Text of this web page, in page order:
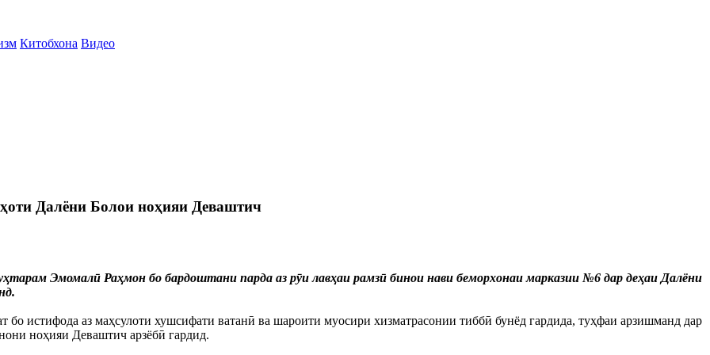
Китобхона Видео
Далёни Болои ноҳияи Деваштич
Эмомалӣ Раҳмон бо бардоштани парда аз рӯи лавҳаи рамзӣ бинои нави беморхонаи марказии №6 дар деҳаи Далёни
бо истифода аз маҳсулоти хушсифати ватанӣ ва шароити муосири хизматрасонии тиббӣ бунёд гардида, туҳфаи арзишманд дар
ноҳияи Деваштич арзёбӣ гардид.